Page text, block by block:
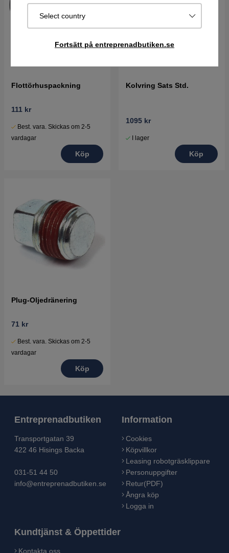
Select country
Fortsätt på entreprenadbutiken.se
Flottörhuspackning
111 kr
Best. vara. Skickas om 2-5
vardagar
Köp
Kolvring Sats Std.
1095 kr
I lager
Köp
Plug-Oljedränering
71 kr
Best. vara. Skickas om 2-5
vardagar
Köp
Entreprenadbutiken
Transportgatan 39
422 46 Hisings Backa
031-51 44 50
info@entreprenadbutiken.se
Information
Cookies
Köpvillkor
Leasing robotgräsklippare
Personuppgifter
Retur(PDF)
Ångra köp
Logga in
Kundtjänst & Öppettider
Kontakta oss